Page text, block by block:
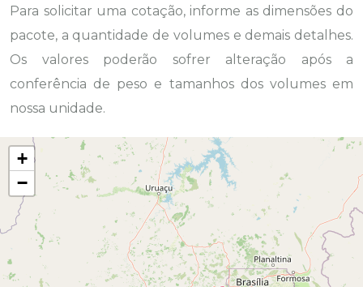
Para solicitar uma cotação, informe as dimensões do
pacote, a quantidade de volumes e demais detalhes.
Os valores poderão sofrer alteração após a
conferência de peso e tamanhos dos volumes em
nossa unidade.
+
−